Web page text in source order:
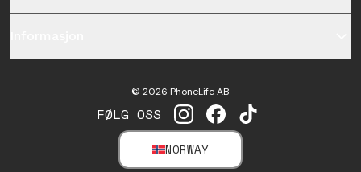
FØLG OSS INSTAGRAM
FACEBOOKTIKTOK
NORWAY
SELECT MARKET
© 2026 PhoneLife AB